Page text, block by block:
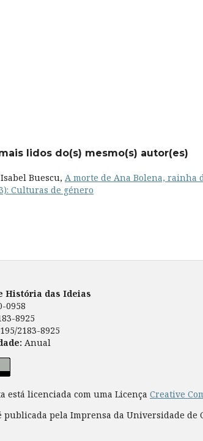
lidos do(s) mesmo(s) autor(es)
Buescu, A morte de Ana Bolena, rainha
Culturas de género
História das Ideias
0958
8925
2183-8925
Anual
está licenciada com uma Licença Creative
publicada pela Imprensa da Universidade de